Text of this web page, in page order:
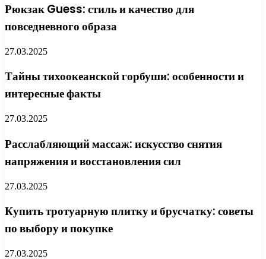
Рюкзак Guess: стиль и качество для
повседневного образа
27.03.2025
Тайны тихоокеанской горбуши: особенности и
интересные факты
27.03.2025
Расслабляющий массаж: искусство снятия
напряжения и восстановления сил
27.03.2025
Купить тротуарную плитку и брусчатку: советы
по выбору и покупке
27.03.2025